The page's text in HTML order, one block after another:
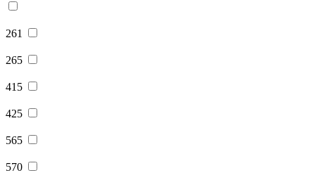
261
265
415
425
565
570